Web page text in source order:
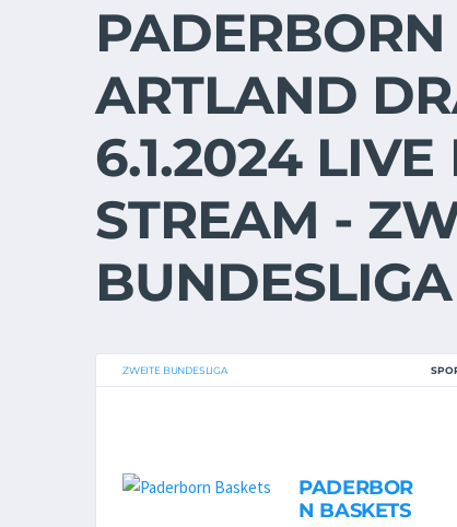
ARTLAND
6.1.2024
STREAM -
BUNDESLIGA
ZWEITE BUNDESLIGA
PADERBOR
N BASKETS